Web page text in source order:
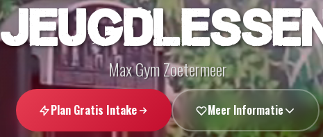
Max Gym Zoetermeer
Plan Gratis Intake Meer Informatie